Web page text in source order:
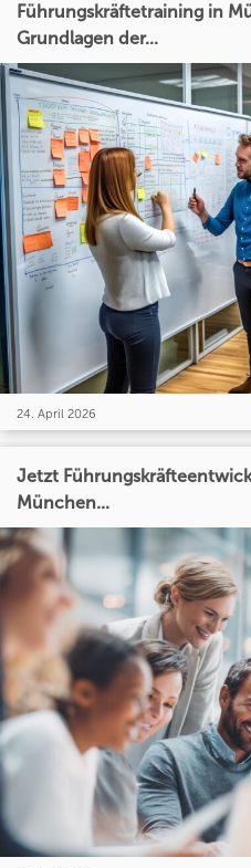
Führungskräftetraining in
Grundlagen der...
24. April 2026
Jetzt
München...